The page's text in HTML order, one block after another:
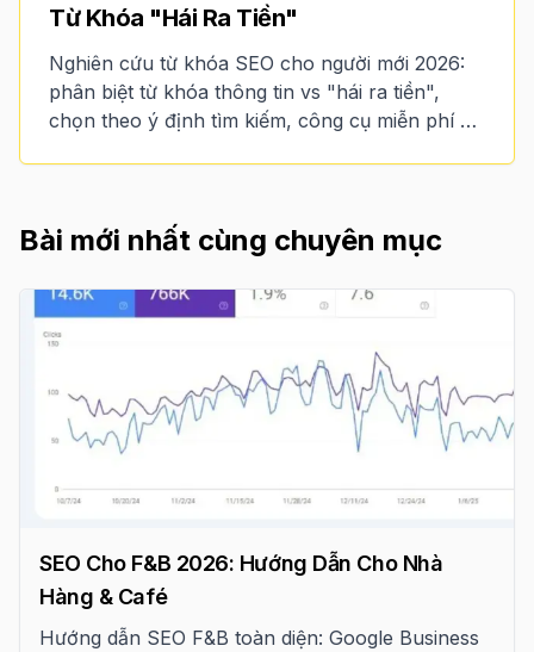
Từ Khóa "Hái Ra Tiền"
Nghiên cứu từ khóa SEO cho người mới 2026:
phân biệt từ khóa thông tin vs "hái ra tiền",
chọn theo ý định tìm kiếm, công cụ miễn phí và
Bài mới nhất cùng chuyên mục
SEO Cho F&B 2026: Hướng Dẫn Cho Nhà
Hàng & Café
Hướng dẫn SEO F&B toàn diện: Google Business